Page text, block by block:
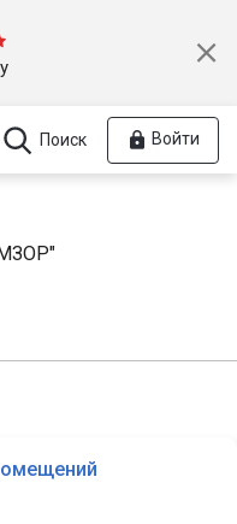
Поиск Войти